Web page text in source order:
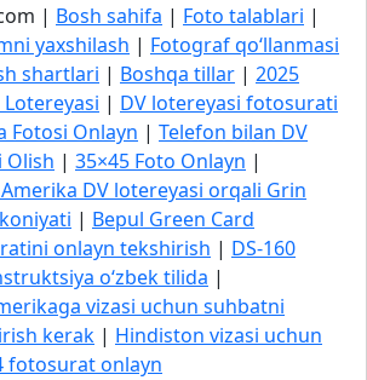
| Bosh sahifa | Foto talablari |
yaxshilash | Fotograf qo‘llanmasi
shartlari | Boshqa tillar | 2025
Lotereyasi | DV lotereyasi fotosurati
Fotosi Onlayn | Telefon bilan DV
Olish | 35×45 Foto Onlayn |
DV lotereyasi orqali Grin
| Bepul Green Card
onlayn tekshirish | DS-160
o‘zbek tilida |
vizasi uchun suhbatni
kerak | Hindiston vizasi uchun
fotosurat onlayn